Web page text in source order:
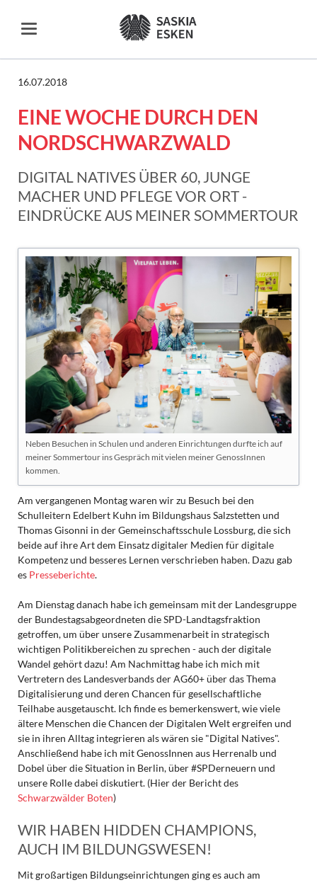
16.07.2018
EINE WOCHE DURCH DEN
NORDSCHWARZWALD
DIGITAL NATIVES ÜBER 60, JUNGE
MACHER UND PFLEGE VOR ORT -
EINDRÜCKE AUS MEINER SOMMERTOUR
Neben Besuchen in Schulen und anderen Einrichtungen durfte ich auf
meiner Sommertour ins Gespräch mit vielen meiner GenossInnen
kommen.
Am vergangenen Montag waren wir zu Besuch bei den
Schulleitern Edelbert Kuhn im Bildungshaus Salzstetten und
Thomas Gisonni in der Gemeinschaftsschule Lossburg, die sich
beide auf ihre Art dem Einsatz digitaler Medien für digitale
Kompetenz und besseres Lernen verschrieben haben. Dazu gab
es Presseberichte.
Am Dienstag danach habe ich gemeinsam mit der Landesgruppe
der Bundestagsabgeordneten die SPD-Landtagsfraktion
getroffen, um über unsere Zusammenarbeit in strategisch
wichtigen Politikbereichen zu sprechen - auch der digitale
Wandel gehört dazu! Am Nachmittag habe ich mich mit
Vertretern des Landesverbands der AG60+ über das Thema
Digitalisierung und deren Chancen für gesellschaftliche
Teilhabe ausgetauscht. Ich finde es bemerkenswert, wie viele
ältere Menschen die Chancen der Digitalen Welt ergreifen und
sie in ihren Alltag integrieren als wären sie "Digital Natives".
Anschließend habe ich mit GenossInnen aus Herrenalb und
Dobel über die Situation in Berlin, über #SPDerneuern und
unsere Rolle dabei diskutiert. (Hier der Bericht des
Schwarzwälder Boten)
WIR HABEN HIDDEN CHAMPIONS,
AUCH IM BILDUNGSWESEN!
Mit großartigen Bildungseinrichtungen ging es auch am